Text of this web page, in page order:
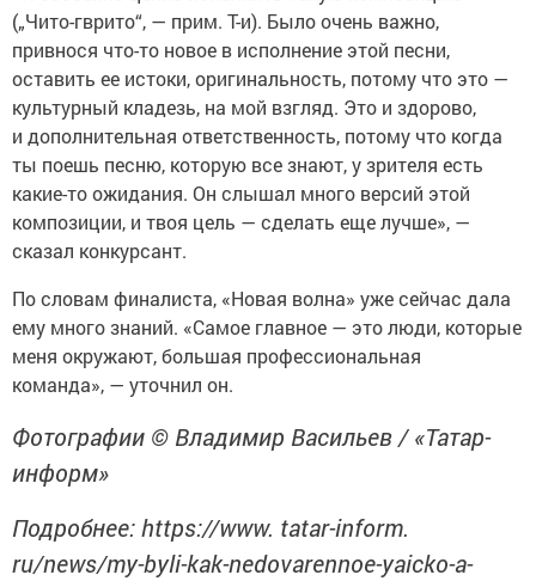
(„Чито-гврито“, — прим. Т-и). Было очень важно,
привнося что-то новое в исполнение этой песни,
оставить ее истоки, оригинальность, потому что это —
культурный кладезь, на мой взгляд. Это и здорово,
и дополнительная ответственность, потому что когда
ты поешь песню, которую все знают, у зрителя есть
какие-то ожидания. Он слышал много версий этой
композиции, и твоя цель — сделать еще лучше», —
сказал конкурсант.
По словам финалиста, «Новая волна» уже сейчас дала
ему много знаний. «Самое главное — это люди, которые
меня окружают, большая профессиональная
команда», — уточнил он.
Фотографии © Владимир Васильев / «Татар-
информ»
Подробнее: https://www. tatar-inform.
ru/news/my-byli-kak-nedovarennoe-yaicko-a-